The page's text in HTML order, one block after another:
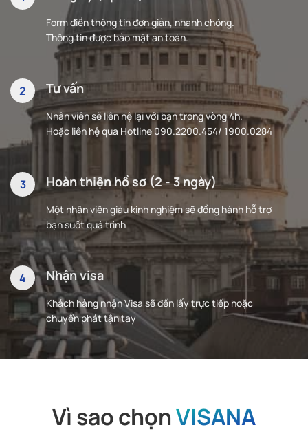
Form điền thông tin đơn giản, nhanh chóng.
Thông tin được bảo mật an toàn.
Tư vấn
Nhân viên sẽ liên hệ lại với bạn trong vòng 4h.
Hoặc liên hệ qua Hotline 090.2200.454/ 1900.0284
Hoàn thiện hồ sơ (2 - 3 ngày)
Một nhân viên giàu kinh nghiệm sẽ đồng hành hỗ trợ
bạn suốt quá trình
Nhận visa
Khách hàng nhận Visa sẽ đến lấy trực tiếp hoặc
chuyển phát tận tay
Vì sao chọnVISANA